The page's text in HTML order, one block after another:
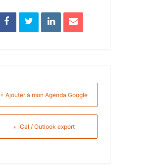
+ Ajouter à mon Agenda Google
+ iCal / Outlook export